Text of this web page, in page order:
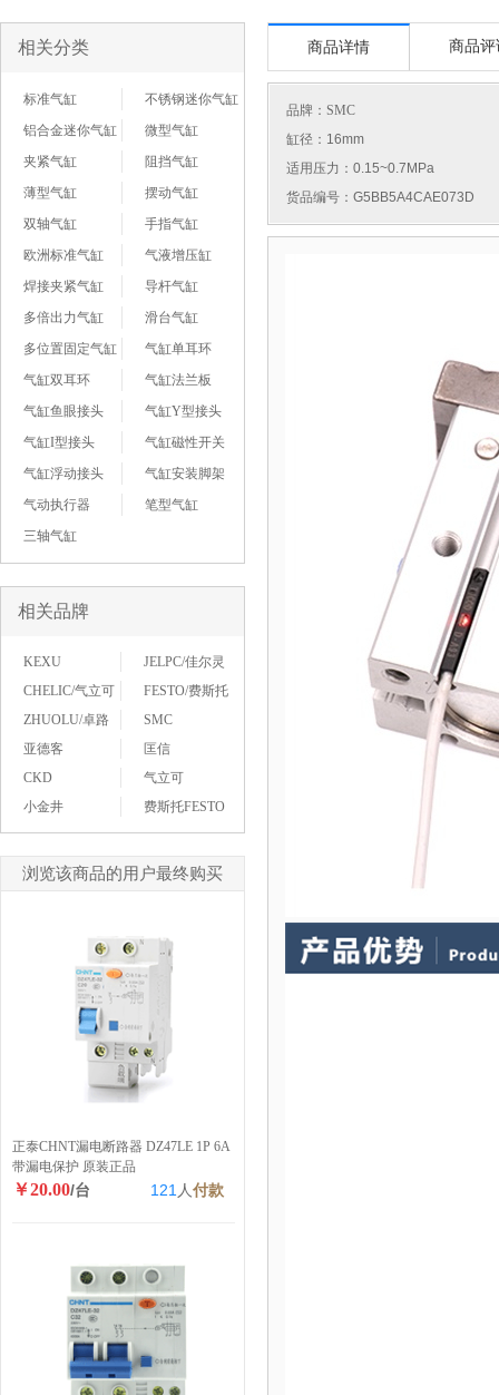
相关分类
标准气缸
不锈钢迷你气缸
铝合金迷你气缸
微型气缸
夹紧气缸
阻挡气缸
薄型气缸
摆动气缸
双轴气缸
手指气缸
欧洲标准气缸
气液增压缸
焊接夹紧气缸
导杆气缸
多倍出力气缸
滑台气缸
多位置固定气缸
气缸单耳环
气缸双耳环
气缸法兰板
气缸鱼眼接头
气缸Y型接头
气缸I型接头
气缸磁性开关
气缸浮动接头
气缸安装脚架
气动执行器
笔型气缸
三轴气缸
相关品牌
KEXU
JELPC/佳尔灵
CHELIC/气立可
FESTO/费斯托
ZHUOLU/卓路
SMC
亚德客
匡信
CKD
气立可
小金井
费斯托FESTO
浏览该商品的用户最终购买
正泰CHNT漏电断路器 DZ47LE 1P 6A
带漏电保护 原装正品
￥20.00/台 121 人付款
商品详情 商品评
品牌： SMC
缸径：16mm
适用压力：0.15~0.7MPa
货品编号：G5BB5A4CAE073D